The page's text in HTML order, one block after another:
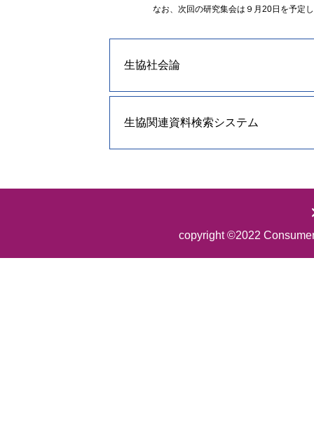
なお、次回の研究集会は９月20日を予定
生協社会論
生協関連資料検索システム
copyright ©2022